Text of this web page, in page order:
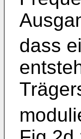
dass